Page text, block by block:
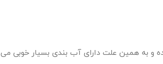
و به همین علت دارای آب بندی بسیار خوبی